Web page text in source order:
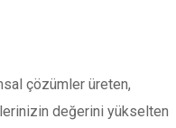
çözümler üreten,
değerini yükselten